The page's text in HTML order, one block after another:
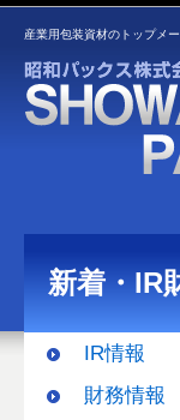
産業用包装資材のトップメ
新着・IR
IR情報
財務情報